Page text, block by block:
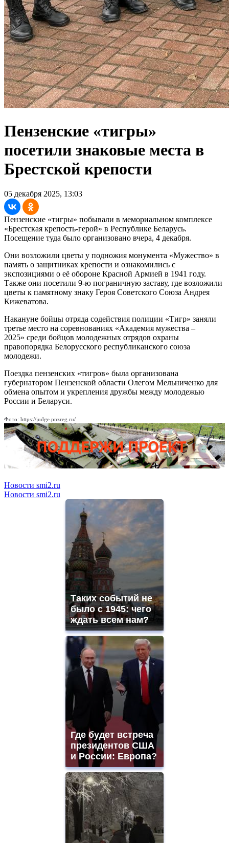
Пензенские «тигры»
посетили знаковые места в
Брестской крепости
05 декабря 2025, 13:03
Пензенские «тигры» побывали в мемориальном комплексе
«Брестская крепость-герой» в Республике Беларусь.
Посещение туда было организовано вчера, 4 декабря.
Они возложили цветы у подножия монумента «Мужество» в
память о защитниках крепости и ознакомились с
экспозициями о её обороне Красной Армией в 1941 году.
Также они посетили 9-ю пограничную заставу, где возложили
цветы к памятному знаку Героя Советского Союза Андрея
Кижеватова.
Накануне бойцы отряда содействия полиции «Тигр» заняли
третье место на соревнованиях «Академия мужества –
2025» среди бойцов молодежных отрядов охраны
правопорядка Белорусского республиканского союза
молодежи.
Поездка пензенских «тигров» была организована
губернатором Пензенской области Олегом Мельниченко для
обмена опытом и укрепления дружбы между молодежью
России и Беларуси.
Фото: https://judge.pnzreg.ru/
Новости smi2.ru
Новости smi2.ru
Таких событий не
было с 1945: чего
ждать всем нам?
Где будет встреча
президентов США
и России: Европа?